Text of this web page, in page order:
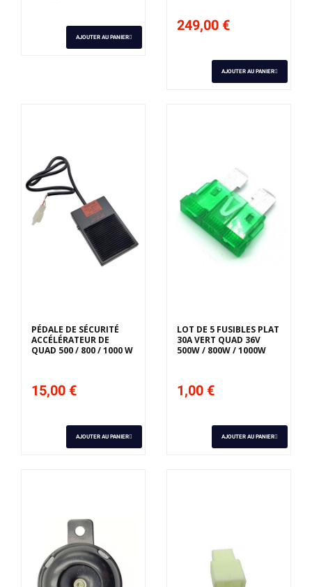
AJOUTER AU PANIER
249,00 €
AJOUTER AU PANIER
PÉDALE DE SÉCURITÉ
ACCÉLÉRATEUR DE
QUAD 500 / 800 / 1000 W
15,00 €
AJOUTER AU PANIER
LOT DE 5 FUSIBLES PLAT
30A VERT QUAD 36V
500W / 800W / 1000W
1,00 €
AJOUTER AU PANIER